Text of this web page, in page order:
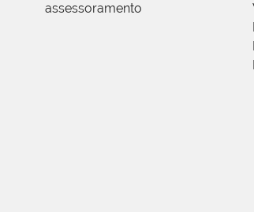
assessoramento